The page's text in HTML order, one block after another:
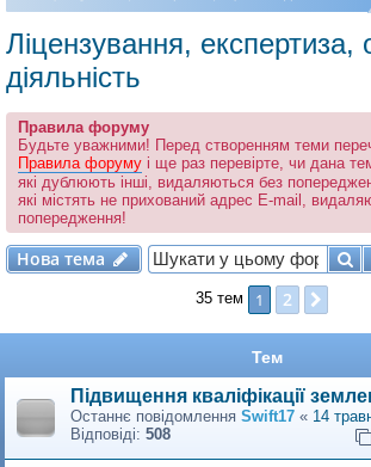
Ліцензування, експертиза,
діяльність
Правила форуму
Будьте уважними! Перед створенням теми
Правила форуму і ще раз перевірте, чи дана
які дублюють інші, видаляються без
які містять не прихований адрес E-mail,
попередження!
Нова тема
Нова тема
35 тем 1 2
Тем
Підвищення кваліфікації
Останнє повідомлення Swift17 « 14
Відповіді: 508